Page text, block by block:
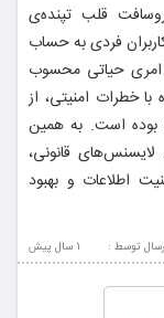
قلب تپنده‌ی
فردی به حساب
امری حیاتی محسوب
خطرات امنیتی، از
بوده است. به همین
قانونی،
اطلاعات و بهبود
1 سال پيش توسط :